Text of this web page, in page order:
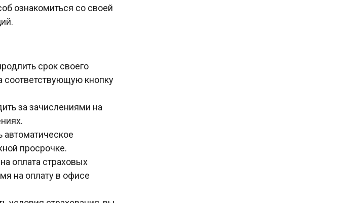
ознакомиться со своей
срок своего
соответствующую кнопку
за зачислениями на
автоматическое
просрочке.
оплата страховых
на оплату в офисе